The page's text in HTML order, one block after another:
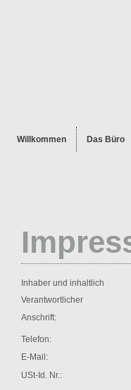
Willkommen Das Büro
Inhaber und inhaltlich
Verantwortlicher
Anschrift:
Telefon:
E-Mail:
USt-Id. Nr.: